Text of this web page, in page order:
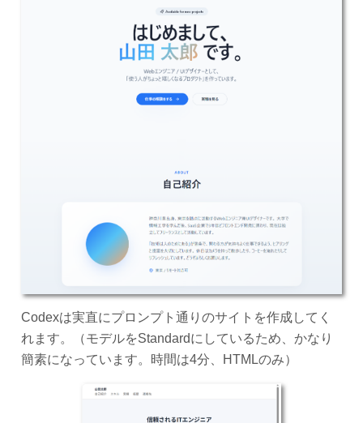
Codexは実直にプロンプト通りのサイトを作成してく
れます。（モデルをStandardにしているため、かなり
簡素になっています。時間は4分、HTMLのみ）